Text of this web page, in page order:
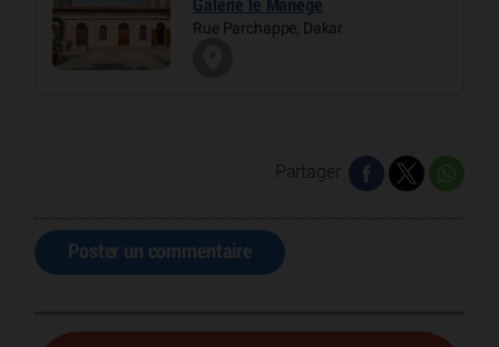
Galerie le Manège
Rue Parchappe, Dakar
Partager
Poster un commentaire